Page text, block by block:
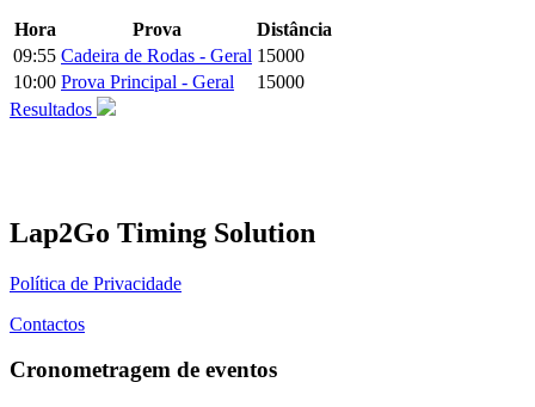
Hora Prova
Distância
09:55 Cadeira de Rodas - Geral 15000
10:00 Prova Principal - Geral
15000
Resultados
Lap2Go Timing Solution
Política de Privacidade
Contactos
Cronometragem de eventos